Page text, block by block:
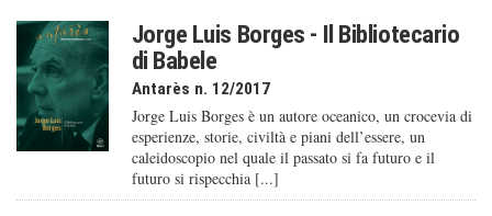
Jorge Luis Borges - Il Bibliotecario
di Babele
Antarès n. 12/2017
Jorge Luis Borges è un autore oceanico, un crocevia di
esperienze, storie, civiltà e piani dell’essere, un
caleido­scopio nel quale il passato si fa futuro e il
futuro si rispecchia [...]